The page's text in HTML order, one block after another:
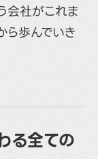
会社がこれま
ら歩んでいき
る全ての